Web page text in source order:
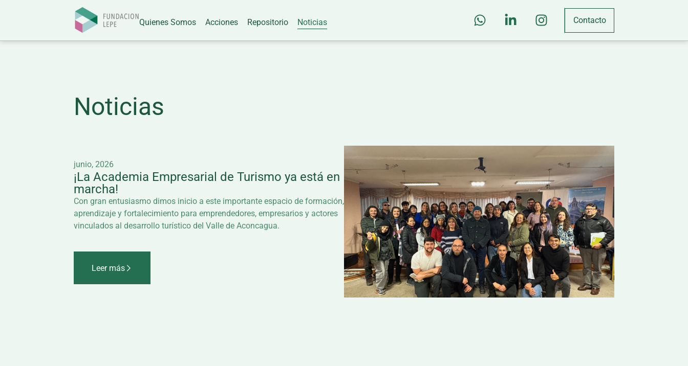
Quienes Somos Acciones Repositorio Noticias Contacto
Noticias
junio, 2026
¡La Academia Empresarial de Turismo ya está en
marcha!
Con gran entusiasmo dimos inicio a este importante espacio de formación,
aprendizaje y fortalecimiento para emprendedores, empresarios y actores
vinculados al desarrollo turístico del Valle de Aconcagua.
Leer más